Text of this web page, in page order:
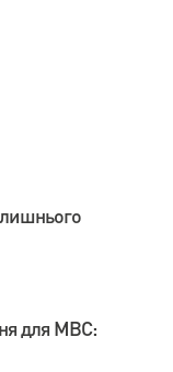
для МВС: